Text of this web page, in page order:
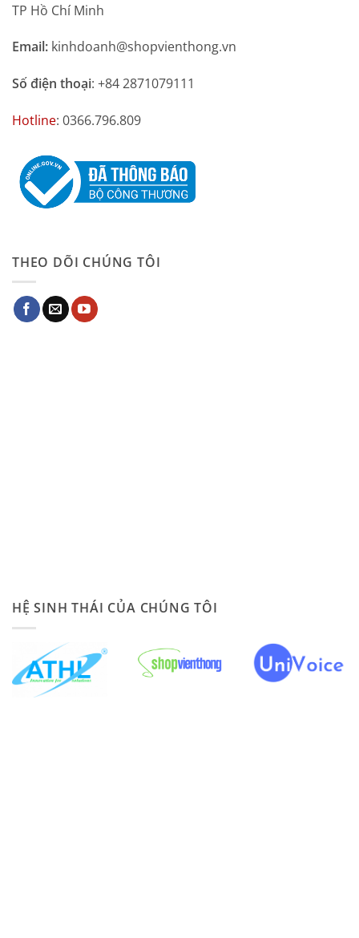
TP Hồ Chí Minh
Email: kinhdoanh@shopvienthong.vn
Số điện thoại: +84 2871079111
Hotline: 0366.796.809
THEO DÕI CHÚNG TÔI
HỆ SINH THÁI CỦA CHÚNG TÔI